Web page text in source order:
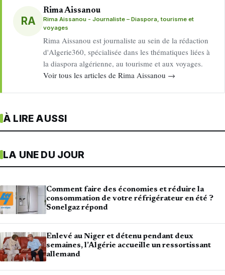
RA
Rima Aissanou
Rima Aissanou - Journaliste – Diaspora, tourisme et
voyages
Rima Aissanou est journaliste au sein de la rédaction
d'Algerie360, spécialisée dans les thématiques liées à
la diaspora algérienne, au tourisme et aux voyages.
Voir tous les articles de Rima Aissanou →
À LIRE AUSSI
LA UNE DU JOUR
Comment faire des économies et réduire la
consommation de votre réfrigérateur en été ?
Sonelgaz répond
Enlevé au Niger et détenu pendant deux
semaines, l’Algérie accueille un ressortissant
allemand